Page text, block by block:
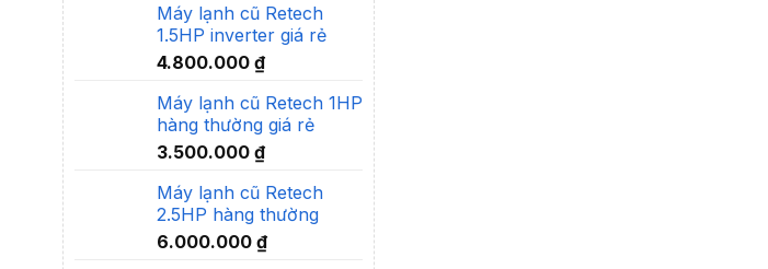
Máy lạnh cũ Retech
1.5HP inverter giá rẻ
4.800.000 ₫
Máy lạnh cũ Retech 1HP
hàng thường giá rẻ
3.500.000 ₫
Máy lạnh cũ Retech
2.5HP hàng thường
6.000.000 ₫